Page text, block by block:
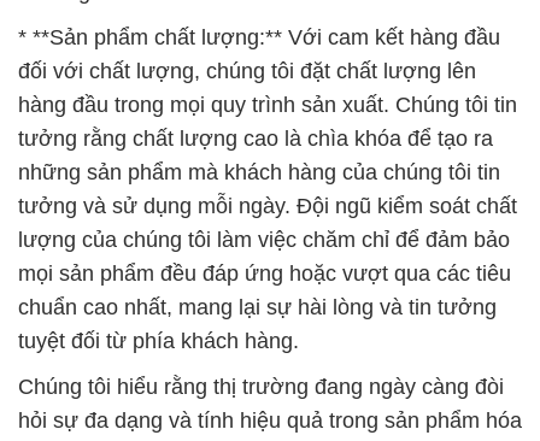
* **Sản phẩm chất lượng:** Với cam kết hàng đầu
đối với chất lượng, chúng tôi đặt chất lượng lên
hàng đầu trong mọi quy trình sản xuất. Chúng tôi tin
tưởng rằng chất lượng cao là chìa khóa để tạo ra
những sản phẩm mà khách hàng của chúng tôi tin
tưởng và sử dụng mỗi ngày. Đội ngũ kiểm soát chất
lượng của chúng tôi làm việc chăm chỉ để đảm bảo
mọi sản phẩm đều đáp ứng hoặc vượt qua các tiêu
chuẩn cao nhất, mang lại sự hài lòng và tin tưởng
tuyệt đối từ phía khách hàng.
Chúng tôi hiểu rằng thị trường đang ngày càng đòi
hỏi sự đa dạng và tính hiệu quả trong sản phẩm hóa